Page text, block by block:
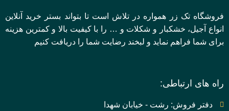
فروشگاه تک زر همواره در تلاش است تا بتواند بستر خرید آنلاین
انواع آجیل، خشکبار و شکلات و … را با کیفیت بالا و کمترین هزینه
برای شما فراهم نماید و لبخند رضایت شما را دریافت کنیم
راه های ارتباطی:
دفتر فروش: رشت - خیابان شهدا